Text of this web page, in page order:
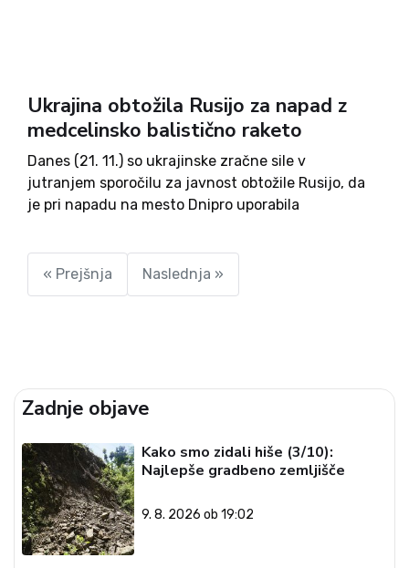
Ukrajina obtožila Rusijo za napad z
medcelinsko balistično raketo
Danes (21. 11.) so ukrajinske zračne sile v
jutranjem sporočilu za javnost obtožile Rusijo, da
je pri napadu na mesto Dnipro uporabila
Ukrajine Volodimir Zelenski je v izjavi izpostavil, da
se vse značilnosti izstreljene rakete...
« Prejšnja Naslednja »
Zadnje objave
Kako smo zidali hiše (3/10):
Najlepše gradbeno zemljišče
9. 8. 2026 ob 19:02